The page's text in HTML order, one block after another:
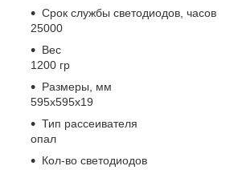
Срок службы светодиодов, часов
25000
Вес
1200 гр
Размеры, мм
595х595х19
Тип рассеивателя
опал
Кол-во светодиодов